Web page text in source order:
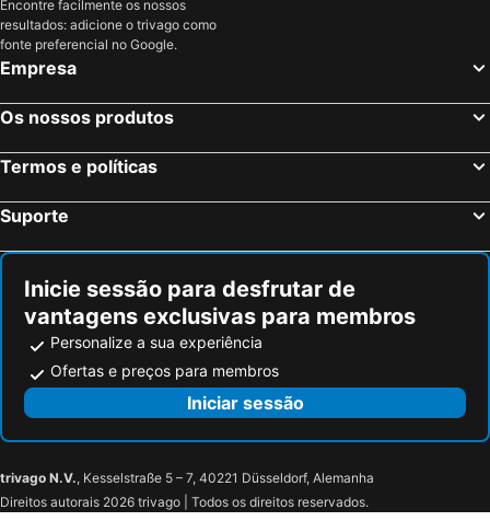
Encontre facilmente os nossos
resultados: adicione o trivago como
fonte preferencial no Google.
Empresa
Os nossos produtos
Termos e políticas
Suporte
Inicie sessão para desfrutar de
vantagens exclusivas para membros
Personalize a sua experiência
Ofertas e preços para membros
Iniciar sessão
trivago N.V., Kesselstraße 5 – 7, 40221 Düsseldorf, Alemanha
Direitos autorais 2026 trivago | Todos os direitos reservados.